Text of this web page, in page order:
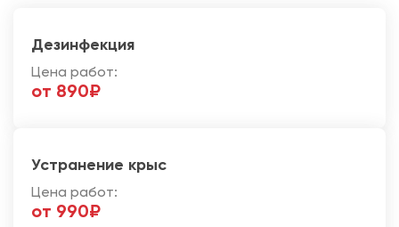
Дезинфекция
Цена работ:
от 890₽
Устранение крыс
Цена работ:
от 990₽